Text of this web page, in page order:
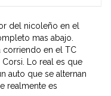
del nicoleño en el
mas abajo.
corriendo en el TC
Lo real es que
auto que se alternan
realmente es